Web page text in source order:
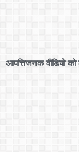
आपत्तिजनक वीडियो को